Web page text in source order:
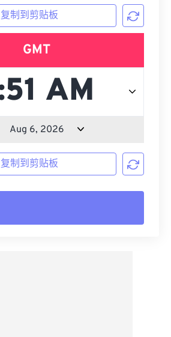
复制到剪贴板
GMT
复制到剪贴板